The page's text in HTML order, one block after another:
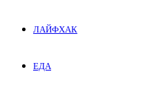
ЛАЙФХАК
ЕДА